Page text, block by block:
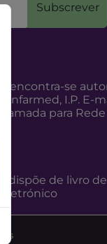
Subscrever
encontra-se
Infarmed, I.P. E-
para
dispõe de livro de